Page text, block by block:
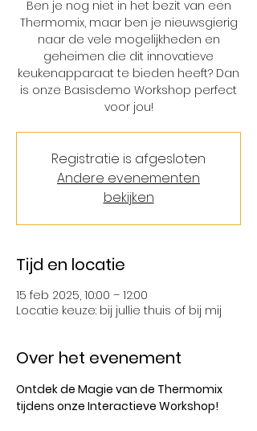
Ben je nog niet in het bezit van een
Thermomix, maar ben je nieuwsgierig
naar de vele mogelijkheden en
geheimen die dit innovatieve
keukenapparaat te bieden heeft? Dan
is onze Basisdemo Workshop perfect
voor jou!
Registratie is afgesloten
Andere evenementen
bekijken
Tijd en locatie
15 feb 2025, 10:00 – 12:00
Locatie keuze: bij jullie thuis of bij mij
Over het evenement
Ontdek de Magie van de Thermomix
tijdens onze Interactieve Workshop!